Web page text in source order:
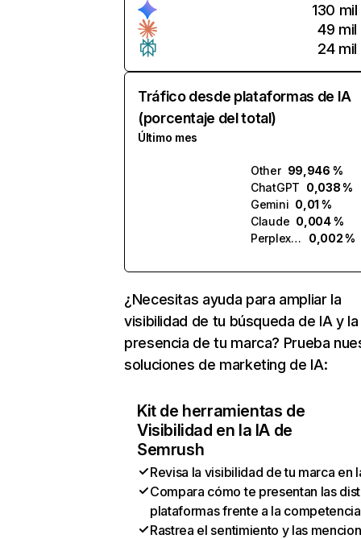
130 mil
49 mil
24 mil
Tráfico desde plataformas de IA
(porcentaje del total)
Último mes
Other 99,946 %
ChatGPT 0,038 %
Gemini 0,01 %
Claude 0,004 %
Perplexity
0,002 %
¿Necesitas ayuda para ampliar la
visibilidad de tu búsqueda de IA y la
presencia de tu marca? Prueba
soluciones de marketing de IA:
Kit de herramientas de
Visibilidad en la IA de
Semrush
Revisa la visibilidad de tu marca en
Compara cómo te presentan las
plataformas frente a la competencia
Rastrea el sentimiento y las